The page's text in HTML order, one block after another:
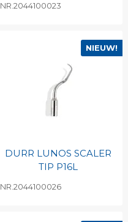
NR.2044100023
NIEUW!
DURR LUNOS SCALER
TIP P16L
NR.2044100026